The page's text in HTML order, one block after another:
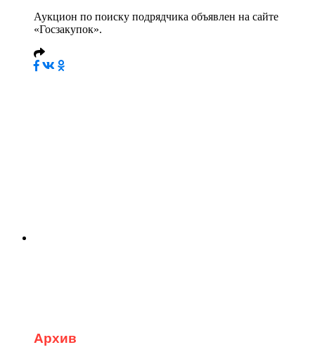
Аукцион по поиску подрядчика объявлен на сайте
«Госзакупок».
Архив